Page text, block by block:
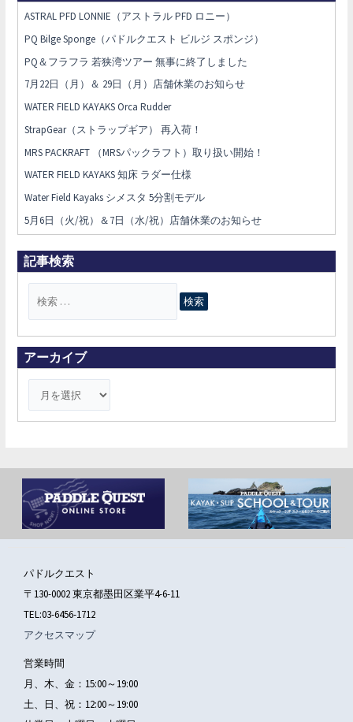
ASTRAL PFD LONNIE（アストラル PFD ロニー）
PQ Bilge Sponge（パドルクエスト ビルジ スポンジ）
PQ＆フラフラ 若狭湾ツアー 無事に終了しました
7月22日（月）＆ 29日（月）店舗休業のお知らせ
WATER FIELD KAYAKS Orca Rudder
StrapGear（ストラップギア） 再入荷！
MRS PACKRAFT （MRSパックラフト）取り扱い開始！
WATER FIELD KAYAKS 知床 ラダー仕様
Water Field Kayaks シメスタ 5分割モデル
5月6日（火/祝）＆7日（水/祝）店舗休業のお知らせ
記事検索
対
象
アーカイブ
パドルクエスト
〒130-0002 東京都墨田区業平4-6-11
TEL:03-6456-1712
アクセスマップ
営業時間
月、木、金：15:00～19:00
土、日、祝：12:00～19:00